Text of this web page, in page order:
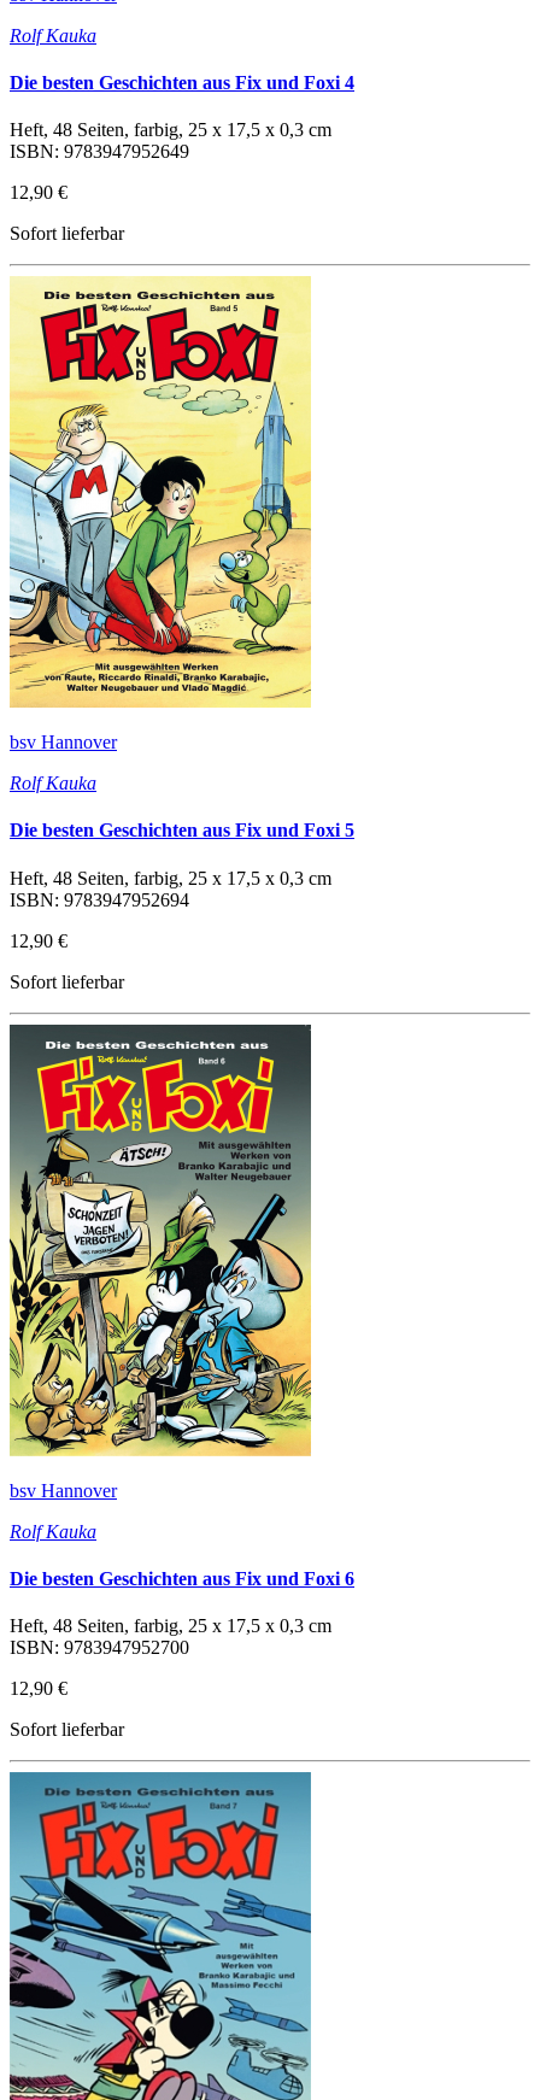
Rolf Kauka
Die besten Geschichten aus Fix und Foxi 4
Heft, 48 Seiten, farbig, 25 x 17,5 x 0,3 cm
ISBN: 9783947952649
12,90 €
Sofort lieferbar
bsv Hannover
Rolf Kauka
Die besten Geschichten aus Fix und Foxi 5
Heft, 48 Seiten, farbig, 25 x 17,5 x 0,3 cm
ISBN: 9783947952694
12,90 €
Sofort lieferbar
bsv Hannover
Rolf Kauka
Die besten Geschichten aus Fix und Foxi 6
Heft, 48 Seiten, farbig, 25 x 17,5 x 0,3 cm
ISBN: 9783947952700
12,90 €
Sofort lieferbar